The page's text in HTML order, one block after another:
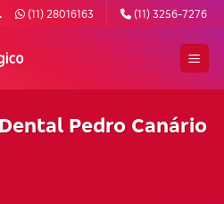
(11) 28016163 (11) 3256-7276
Pedro Canário